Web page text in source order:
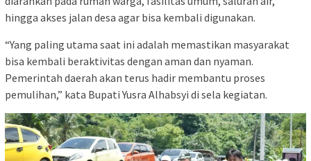
hingga akses jalan desa agar bisa kembali digunakan.
“Yang paling utama saat ini adalah memastikan masyarakat
bisa kembali beraktivitas dengan aman dan nyaman.
Pemerintah daerah akan terus hadir membantu proses
pemulihan,” kata Bupati Yusra Alhabsyi di sela kegiatan.